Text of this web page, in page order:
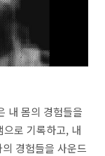
내 몸의 경험들을
로 기록하고, 내
경험들을 사운드